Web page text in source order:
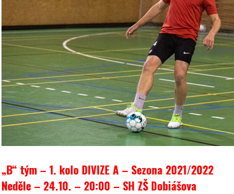
„B“ tým – 1. kolo DIVIZE A – Sezona 2021/2022
Neděle – 24.10. – 20:00 – SH ZŠ Dobiášova